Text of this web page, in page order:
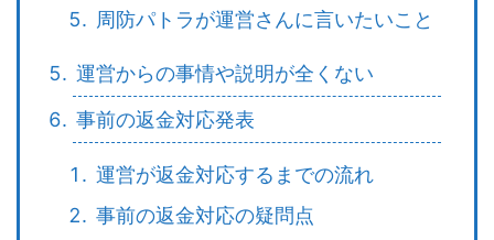
周防パトラが運営さんに言いたいこと
運営からの事情や説明が全くない
事前の返金対応発表
運営が返金対応するまでの流れ
事前の返金対応の疑問点